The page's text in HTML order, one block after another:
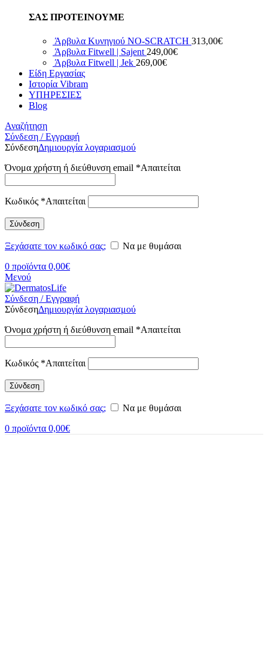
ΣΑΣ ΠΡΟΤΕΙΝΟΥΜΕ
Άρβυλα Κυνηγιού NO-SCRATCH 313,00€
Άρβυλα Fitwell | Sajent 249,00€
Άρβυλα Fitwell | Jek 269,00€
Είδη Εργασίας
Ιστορία Vibram
ΥΠΗΡΕΣΙΕΣ
Blog
Αναζήτηση
Σύνδεση / Εγγραφή
ΣύνδεσηΔημιουργία λογαριασμού
Όνομα χρήστη ή διεύθυνση email *Απαιτείται
Κωδικός *Απαιτείται
Σύνδεση
Ξεχάσατε τον κωδικό σας;
Να με θυμάσαι
0 προϊόντα 0,00€
Μενού
Σύνδεση / Εγγραφή
ΣύνδεσηΔημιουργία λογαριασμού
Όνομα χρήστη ή διεύθυνση email *Απαιτείται
Κωδικός *Απαιτείται
Σύνδεση
Ξεχάσατε τον κωδικό σας;
Να με θυμάσαι
0 προϊόντα 0,00€